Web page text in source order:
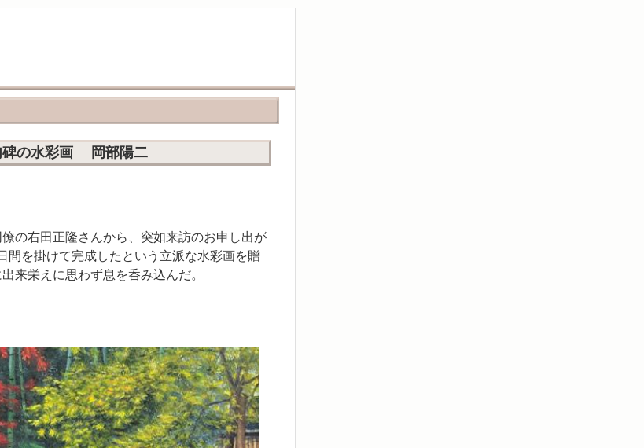
碑の水彩画 岡部陽二
の右田正隆さんから、突如来訪のお申し出が
間を掛けて完成したという立派な水彩画を贈
来栄えに思わず息を呑み込んだ。